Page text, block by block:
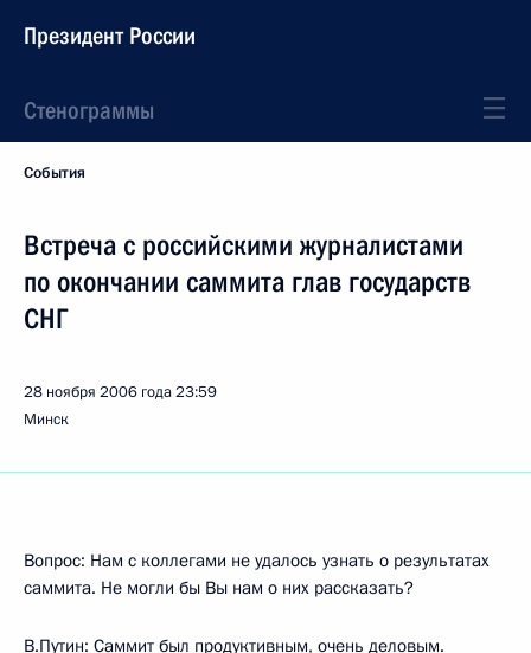
Президент России
Стенограммы
События
Встреча с российскими журналистами
по окончании саммита глав государств
СНГ
28 ноября 2006 года23:59
Минск
Вопрос: Нам с коллегами не удалось узнать о результатах
саммита. Не могли бы Вы нам о них рассказать?
В.Путин: Саммит был продуктивным, очень деловым.